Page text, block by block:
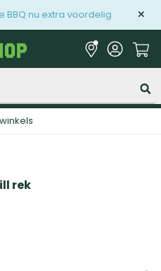
BBQ nu extra voordelig
winkels
rek